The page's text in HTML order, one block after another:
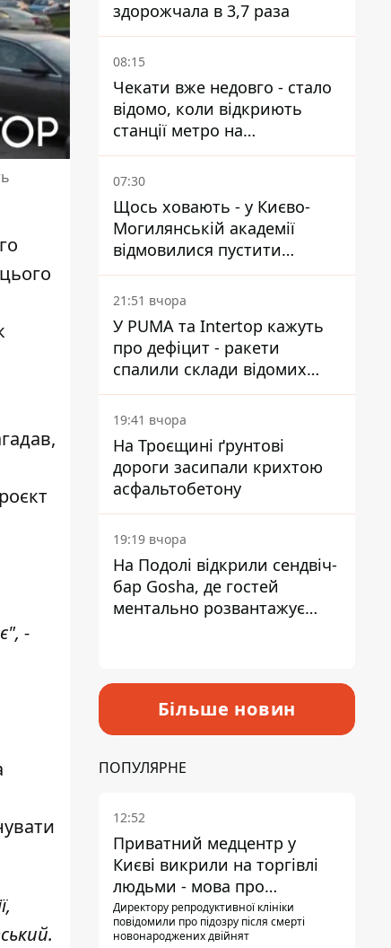
-
здорожчала в 3,7 раза
08:15
Чекати вже недовго - стало
відомо, коли відкриють
станції метро на
Виноградарі
07:30
Щось ховають - у Києво-
Могилянській академії
відмовилися пустити
комісію з охорони пам'яток
на територію
21:51 вчора
У PUMA та Intertop кажуть
про дефіцит - ракети
спалили склади відомих
брендів
19:41 вчора
На Троєщині ґрунтові
дороги засипали крихтою
асфальтобетону
19:19 вчора
На Подолі відкрили сендвіч-
бар Gosha, де гостей
ментально розвантажує
Більше новин
ПОПУЛЯРНЕ
12:52
Приватний медцентр у
Києві викрили на торгівлі
людьми - мова про
сурогатне материнство
Директору репродуктивної клініки
повідомили про підозру після смерті
новонароджених двійнят